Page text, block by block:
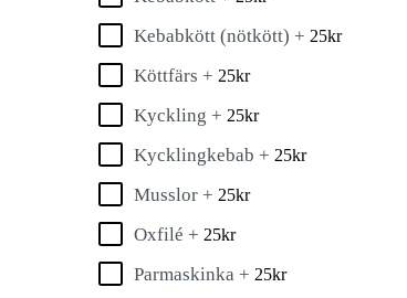
Kebabkött (nötkött) + 25kr
Köttfärs + 25kr
Kyckling + 25kr
Kycklingkebab + 25kr
Musslor + 25kr
Oxfilé + 25kr
Parmaskinka + 25kr